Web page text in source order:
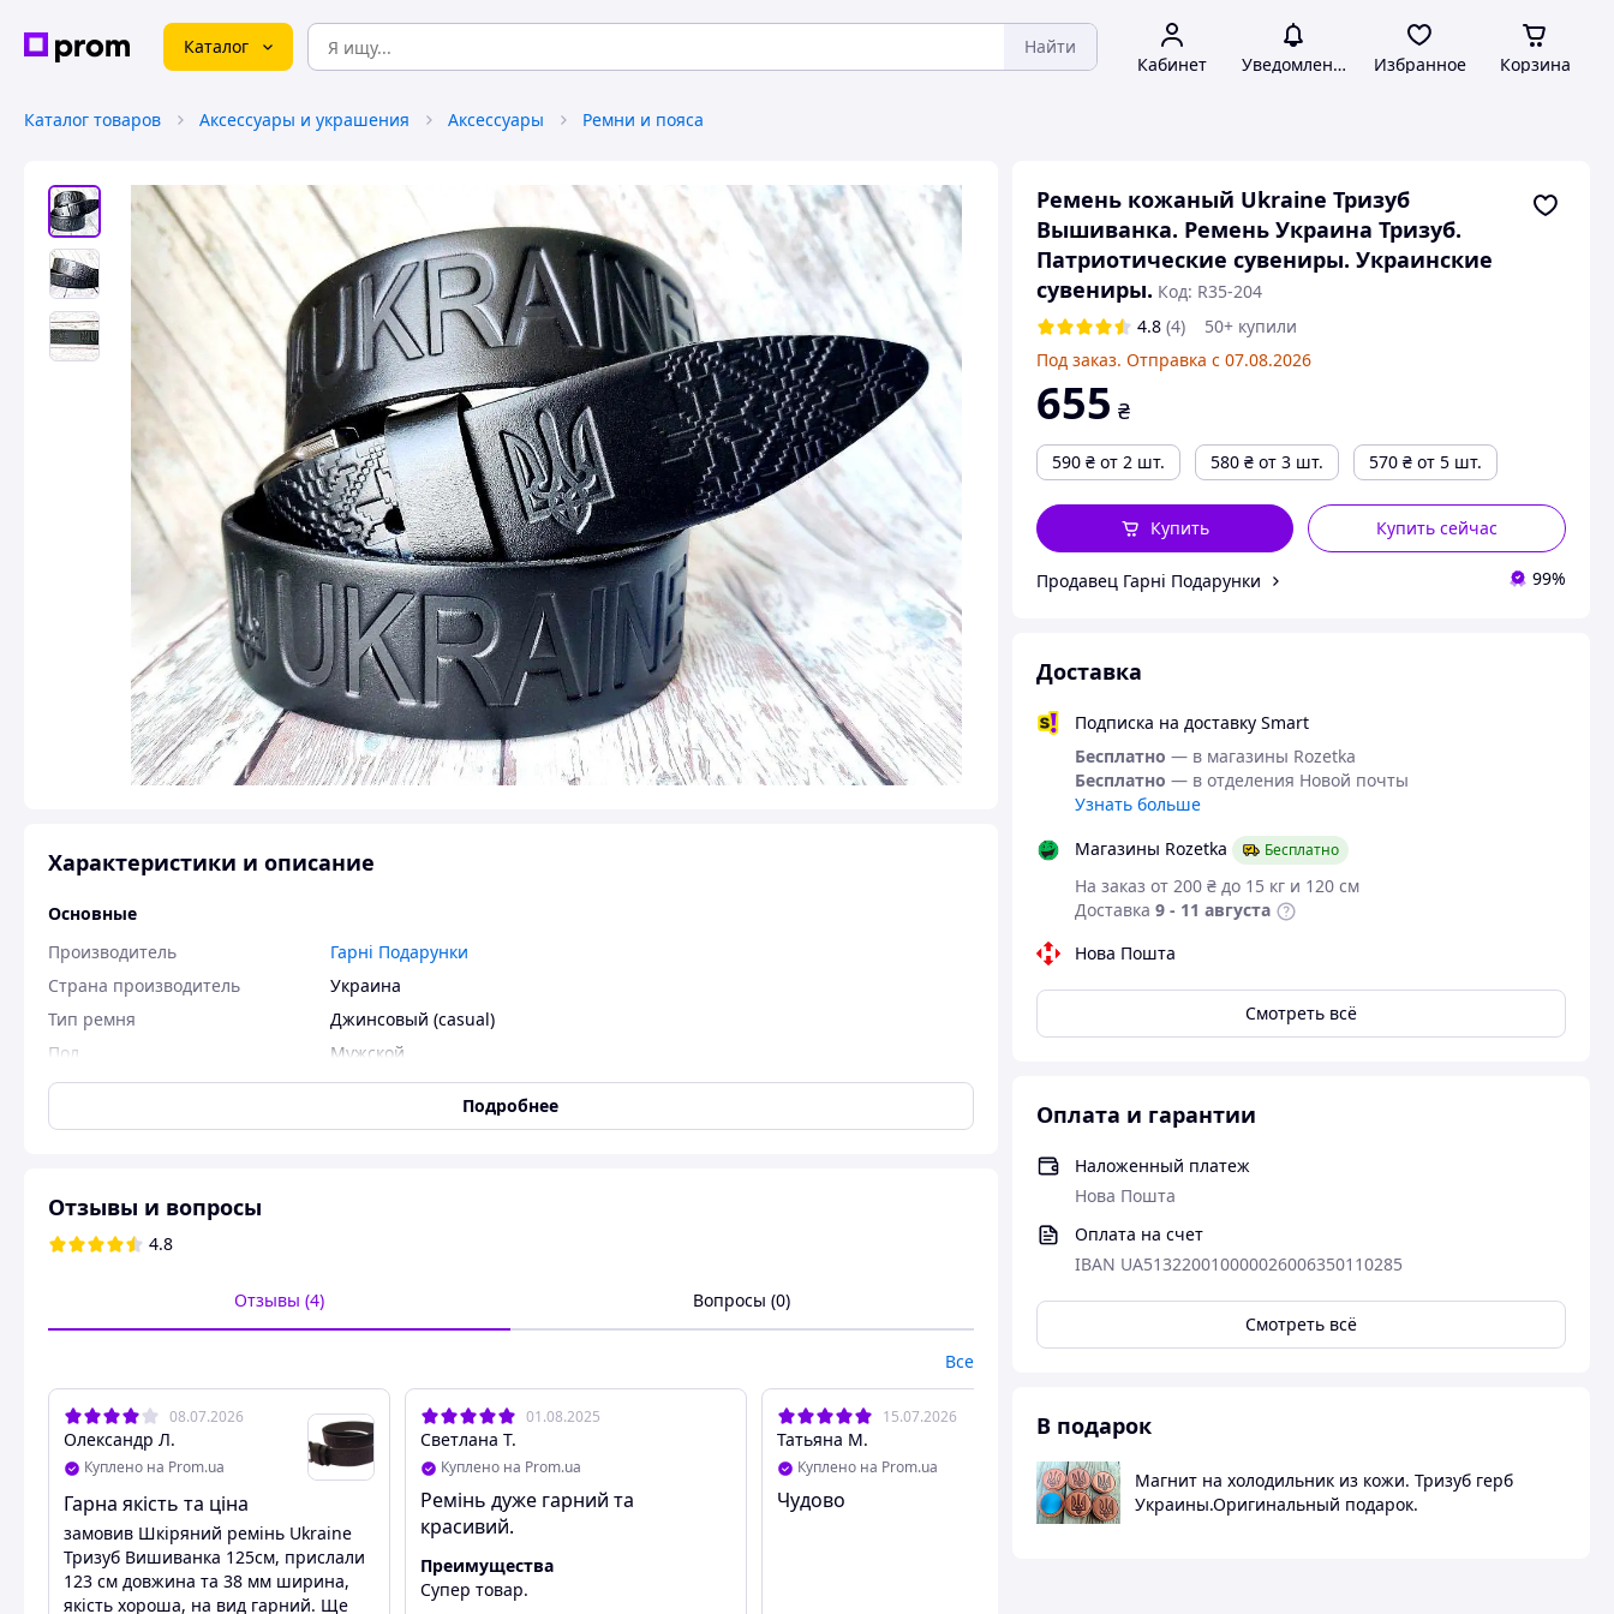
Каталог Найти
Кабинет Уведомления Избранное Корзина
Каталог товаров Аксессуары и украшения Аксессуары Ремни и пояса
Ремень кожаный Ukraine Тризуб
Вышиванка. Ремень Украина Тризуб.
Патриотические сувениры. Украинские
сувениры. Код: R35-204
4.8 (4)
50+ купили
Под заказ. Отправка с 07.08.2026
655 ₴
590 ₴ от 2 шт. 580 ₴ от 3 шт. 570 ₴ от 5 шт.
Купить сейчас
Купить
Продавец Гарні Подарунки 99%
Доставка
Подписка на доставку Smart
Бесплатно — в магазины Rozetka
Бесплатно — в отделения Новой почты
Узнать больше
Магазины Rozetka
Бесплатно
На заказ от 200 ₴ до 15 кг и 120 см
Доставка 9 - 11 августа
Нова Пошта
Смотреть всё
Оплата и гарантии
Наложенный платеж
Нова Пошта
Оплата на счет
IBAN UA513220010000026006350110285
Смотреть всё
В подарок
Магнит на холодильник из кожи. Тризуб герб
Украины.Оригинальный подарок.
Характеристики и описание
Основные
Производитель
Гарні Подарунки
Страна производитель
Украина
Тип ремня
Джинсовый (casual)
Пол
Мужской
Размер мужских ремней
115 - 125 см.
Длина ремня
Вид кожи по способу отделки
Тип застежки
Состояние
Новое
Пользовательские характеристики
Вид кожи
Коровья
Кожаный ремень: Ukraine Тризуб Вышиванка.
Ремень не сшит и не склеен, изготовлен из цельного куска высококачественной
Подробнее
Отзывы и вопросы
4.8
Отзывы (4) Вопросы (0)
Все
08.07.2026
Олександр Л.
Куплено на Prom.ua
Гарна якість та ціна
замовив Шкіряний ремінь Ukraine
Тризуб Вишиванка 125см, прислали
123 см довжина та 38 мм ширина,
якість хороша, на вид гарний. Ще
01.08.2025
Светлана Т.
Куплено на Prom.ua
Ремінь дуже гарний та
красивий.
Преимущества
Супер товар.
15.07.2026
Татьяна М.
Куплено на Prom.ua
Чудово
Ігор К.
дякую